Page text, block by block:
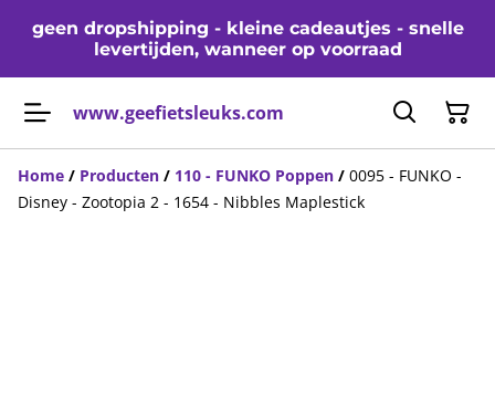
geen dropshipping - kleine cadeautjes - snelle
levertijden, wanneer op voorraad
www.geefietsleuks.com
Home / Producten / 110 - FUNKO Poppen / 0095 - FUNKO -
Disney - Zootopia 2 - 1654 - Nibbles Maplestick